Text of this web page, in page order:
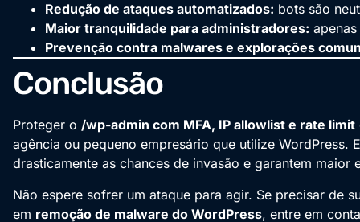
Redução de ataques automatizados: bots são
Maior tranquilidade para administradores:
Prevenção contra malwares e explorações
Conclusão
Proteger o /wp-admin com MFA, IP allowlist e rate limit
agência ou pequeno empresário que utilize WordPress.
drasticamente as chances de invasão e garantem
Não espere sofrer um ataque para agir. Se precisar de
em remoção de malware do WordPress, entre em